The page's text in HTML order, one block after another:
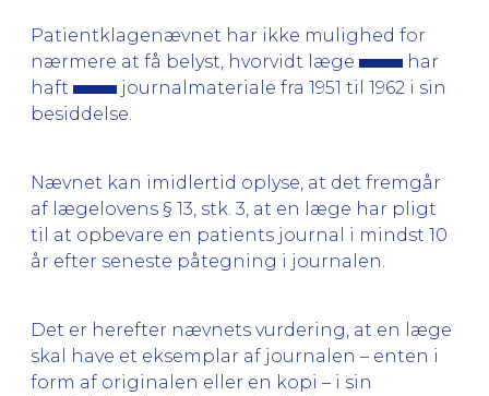
Patientklagenævnet har ikke mulighed for
nærmere at få belyst, hvorvidt læge
har
haft
journalmateriale fra 1951 til 1962 i sin
besiddelse.
Nævnet kan imidlertid oplyse, at det fremgår
af lægelovens § 13, stk. 3, at en læge har pligt
til at opbevare en patients journal i mindst 10
år efter seneste påtegning i journalen.
Det er herefter nævnets vurdering, at en læge
skal have et eksemplar af journalen – enten i
form af originalen eller en kopi – i sin